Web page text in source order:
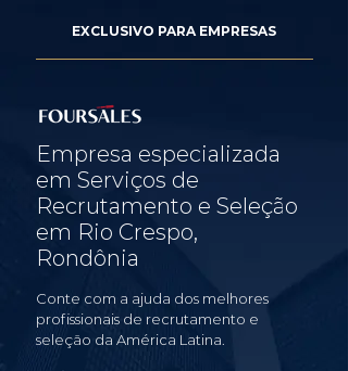
EXCLUSIVO PARA EMPRESAS
Empresa especializada
em Serviços de
Recrutamento e Seleção
em Rio Crespo,
Rondônia
Conte com a ajuda dos melhores
profissionais de recrutamento e
seleção da América Latina.